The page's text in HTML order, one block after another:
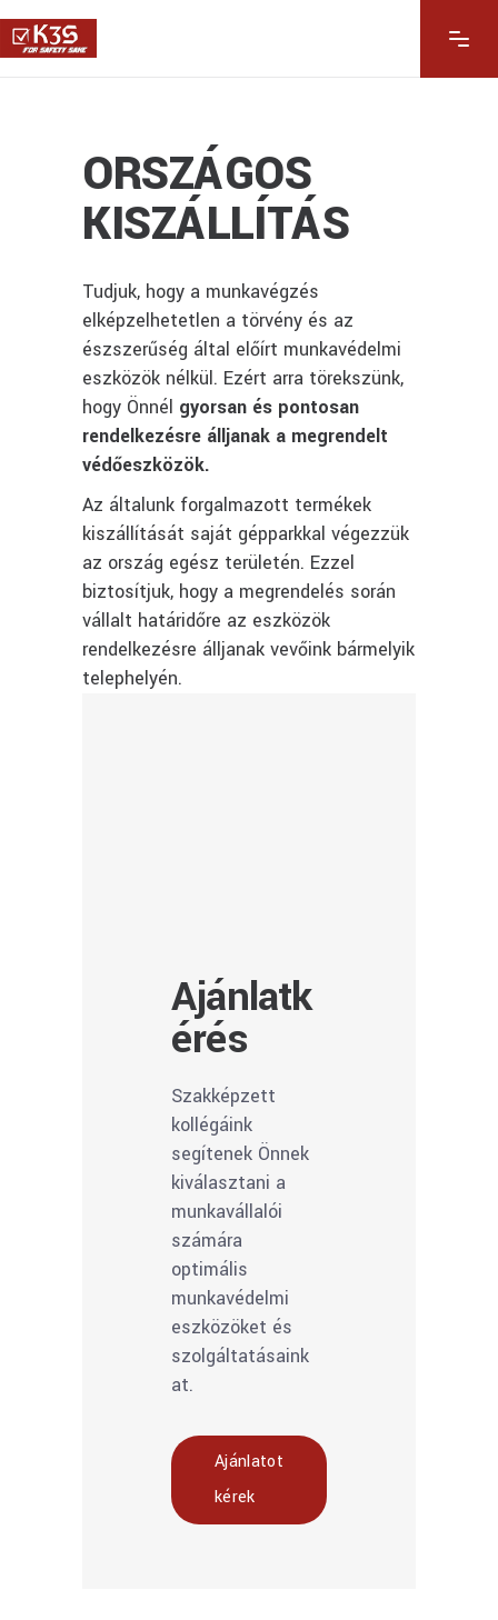
ORSZÁGOS
KISZÁLLÍTÁS
Tudjuk, hogy a munkavégzés
elképzelhetetlen a törvény és az
észszerűség által előírt munkavédelmi
eszközök nélkül. Ezért arra törekszünk,
hogy Önnél gyorsan és pontosan
rendelkezésre álljanak a megrendelt
védőeszközök.
Az általunk forgalmazott termékek
kiszállítását saját gépparkkal végezzük
az ország egész területén. Ezzel
biztosítjuk, hogy a megrendelés során
vállalt határidőre az eszközök
rendelkezésre álljanak vevőink bármelyik
telephelyén.
Ajánlatk
érés
Szakképzett
kollégáink
segítenek Önnek
kiválasztani a
munkavállalói
számára
optimális
munkavédelmi
eszközöket és
szolgáltatásaink
at.
Ajánlatot
kérek